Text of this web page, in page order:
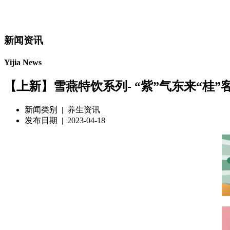
新闻资讯
Yijia News
【上新】雪燕特饮系列- “紫”气东来“桂”
新闻类别 | 养生资讯
发布日期 | 2023-04-18